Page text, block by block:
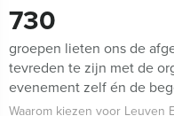
730
groepen lieten ons de
tevreden te zijn met de
evenement zelf én de
Waarom kiezen voor Leuven